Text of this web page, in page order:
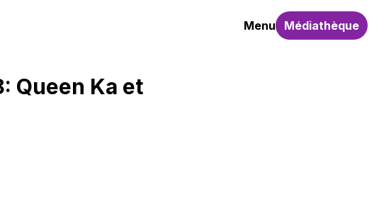
Menu Médiathèque
Queen Ka et